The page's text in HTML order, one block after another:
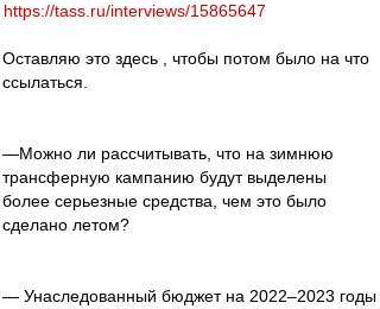
https://tass.ru/interviews/15865647
Оставляю это здесь , чтобы потом было на что
ссылаться.
—Можно ли рассчитывать, что на зимнюю
трансферную кампанию будут выделены
более серьезные средства, чем это было
сделано летом?
— Унаследованный бюджет на 2022–2023 годы